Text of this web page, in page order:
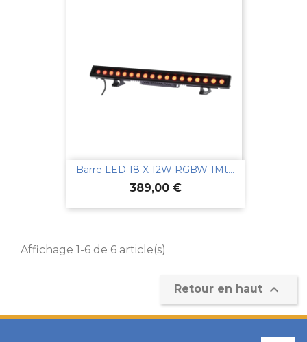
Barre LED 18 X 12W RGBW 1Mt...
Prix
389,00 €
Affichage 1-6 de 6 article(s)
Retour en haut 